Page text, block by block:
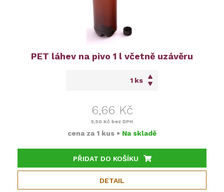
PET láhev na pivo 1 l včetně uzávěru
ks
6,66 Kč
5,50 Kč bez DPH
cena za 1 kus • Na skladě
PŘIDAT DO KOŠÍKU
DETAIL